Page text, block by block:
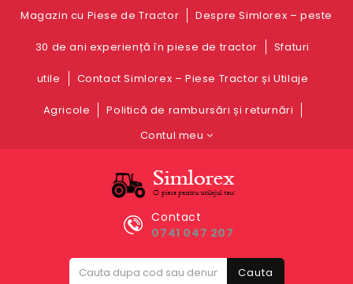
Magazin cu Piese de Tractor Despre Simlorex – peste
30 de ani experiență în piese de tractor Sfaturi
utile Contact Simlorex – Piese Tractor și Utilaje
Agricole
Politică de rambursări și returnări
Contul meu
Contact
0741 047 207
Cauta